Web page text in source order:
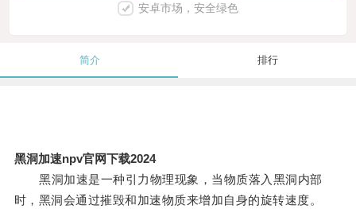
安卓市场，安全绿色
简介 排行
黑洞加速npv官网下载2024
黑洞加速是一种引力物理现象，当物质落入黑洞内部
时，黑洞会通过摧毁和加速物质来增加自身的旋转速度。